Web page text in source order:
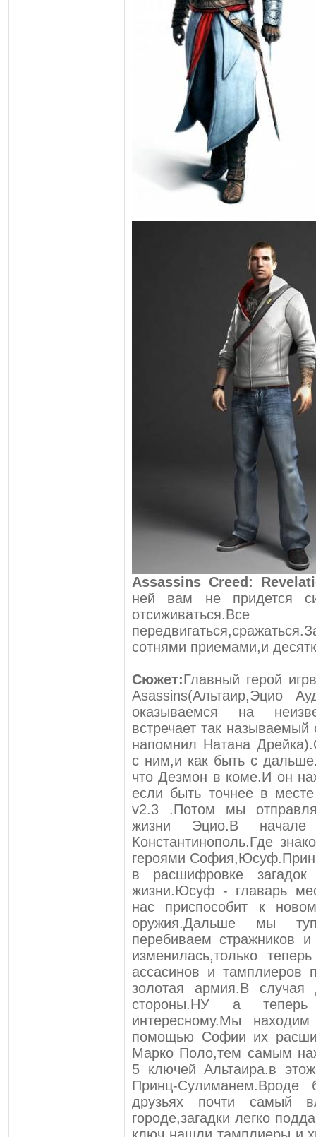
Assassins Creed:
ней вам не придется
сотнями приемами,и
Сюжет:Главный герой
Asassins(Альтаир,Эцио
оказываемся на
встречает так
напомнил Натана
с ним,и как быть с
что Дезмон в коме.И он
если быть точнее в
v2.3 .Потом мы
жизни Эцио.В
Константинополь.Где
героями
в расшифровке
жизни.Юсуф - главарь
нас приспособит к
оружия.Дальше мы
перебиваем стражников
изменилась,только
ассасинов и тамплиеров
золотая армия.В
стороны.НУ а
интересному.Мы
помощью Софии их
Марко Поло,тем самым
5 ключей Альтаира.в
Принц-
друзьях почти самый
городе,загадки легко